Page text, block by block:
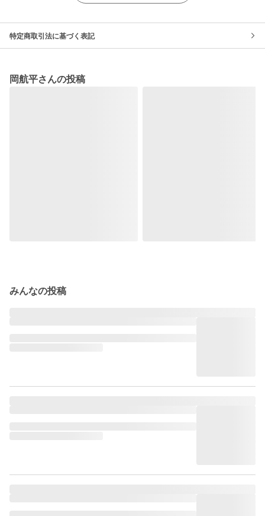
特定商取引法に基づく表記
岡航平さんの投稿
みんなの投稿